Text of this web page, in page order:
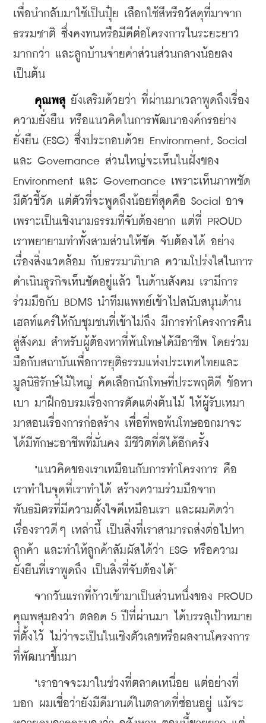
เพื่อนำกลับมาใช้เป็นปุ๋ย เลือกใช้สีหรือวัสดุที่มาจาก
ธรรมชาติ ซึ่งคงทนหรือมีดีต่อโครงการในระยะยาว
มากกว่า และลูกบ้านจ่ายค่าส่วนส่วนกลางน้อยลง
เป็นต้น
คุณพสุ ยังเสริมด้วยว่า ที่ผ่านมาเวลาพูดถึงเรื่อง
ความยั่งยืน หรือแนวคิดในการพัฒนาองค์กรอย่าง
ยั่งยืน (ESG) ซึ่งประกอบด้วย Environment, Social
และ Governance ส่วนใหญ่จะเห็นในฝั่งของ
Environment และ Governance เพราะเห็นภาพชัด
มีตัวชี้วัด แต่ตัวที่จะพูดถึงน้อยที่สุดคือ Social อาจ
เพราะเป็นเชิงนามธรรมที่จับต้องยาก แต่ที่ PROUD
เราพยายามทำทั้งสามส่วนให้ชัด จับต้องได้ อย่าง
เรื่องสิ่งแวดล้อม กับธรรมาภิบาล ความโปร่งใสในการ
ดำเนินธุรกิจเห็นชัดอยู่แล้ว ในด้านสังคม เรามีการ
ร่วมมือกับ BDMS นำทีมแพทย์เข้าไปสนับสนุนด้าน
เฮลท์แคร์ให้กับชุมชนที่เข้าไม่ถึง มีการทำโครงการคืน
สู่สังคม สำหรับผู้ต้องหาที่พ้นโทษได้มีอาชีพ โดยร่วม
มือกับสถาบันเพื่อการยุติธรรมแห่งประเทศไทยและ
มูลนิธิรักษ์ไม้ใหญ่ คัดเลือกนักโทษที่ประพฤติดี ข้อหา
เบา มาฝึกอบรมเรื่องการตัดแต่งต้นไม้ ให้ผู้รับเหมา
มาสอนเรื่องการก่อสร้าง เพื่อที่พอพ้นโทษออกมาจะ
ได้มีทักษะอาชีพที่มั่นคง มีชีวิตที่ดีได้อีกครั้ง
"แนวคิดของเราเหมือนกับการทำโครงการ คือ
เราทำในจุดที่เราทำได้ สร้างความร่วมมือจาก
พันธมิตรที่มีความตั้งใจดีเหมือนเรา และผมคิดว่า
เรื่องราวดีๆ เหล่านี้ เป็นสิ่งที่เราสามารถส่งต่อไปหา
ลูกค้า และทำให้ลูกค้าสัมผัสได้ว่า ESG หรือความ
ยั่งยืนที่เราพูดถึง เป็นสิ่งที่จับต้องได้"
จากวันแรกที่ก้าวเข้ามาเป็นส่วนหนึ่งของ PROUD
คุณพสุมองว่า ตลอด 5 ปีที่ผ่านมา ได้บรรลุเป้าหมาย
ที่ตั้งไว้ ไม่ว่าจะเป็นในเชิงตัวเลขหรือผลงานโครงการ
ที่พัฒนาขึ้นมา
"เราอาจจะมาในช่วงที่ตลาดเหนื่อย แต่อย่างที่
บอก ผมเชื่อว่ายังมีดีมานด์ในตลาดที่ซ่อนอยู่ แม้จะ